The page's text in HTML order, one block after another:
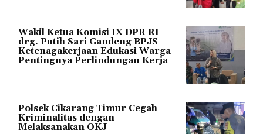
Wakil Ketua Komisi IX DPR RI
drg. Putih Sari Gandeng BPJS
Ketenagakerjaan Edukasi Warga
Pentingnya Perlindungan Kerja
Polsek Cikarang Timur Cegah
Kriminalitas dengan
Melaksanakan OKJ